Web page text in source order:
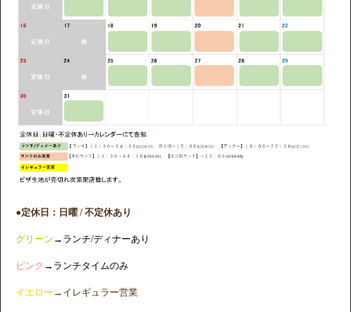
●定休日：日曜 / 不定休あり
グリーン →ランチ/ディナーあり
ピンク →ランチタイムのみ
イエロー →イレギュラー営業